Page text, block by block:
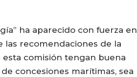
ha aparecido con fuerza en
las recomendaciones de la
esta comisión tengan buena
concesiones marítimas, sea